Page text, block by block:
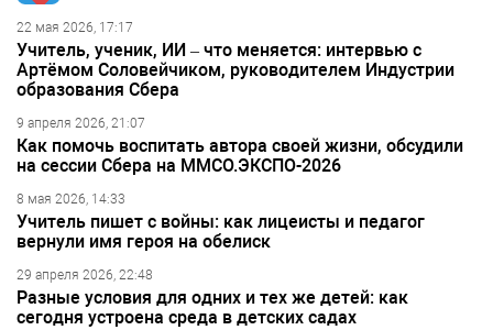
22 мая 2026, 17:17
Учитель, ученик, ИИ – что меняется: интервью с
Артёмом Соловейчиком, руководителем Индустрии
образования Сбера
9 апреля 2026, 21:07
Как помочь воспитать автора своей жизни, обсудили
на сессии Сбера на ММСО.ЭКСПО-2026
8 мая 2026, 14:33
Учитель пишет с войны: как лицеисты и педагог
вернули имя героя на обелиск
29 апреля 2026, 22:48
Разные условия для одних и тех же детей: как
сегодня устроена среда в детских садах